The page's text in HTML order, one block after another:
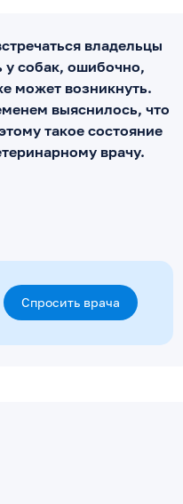
владельцы
собак, ошибочно,
может возникнуть.
выяснилось, что
такое состояние
врачу.
Спросить врача